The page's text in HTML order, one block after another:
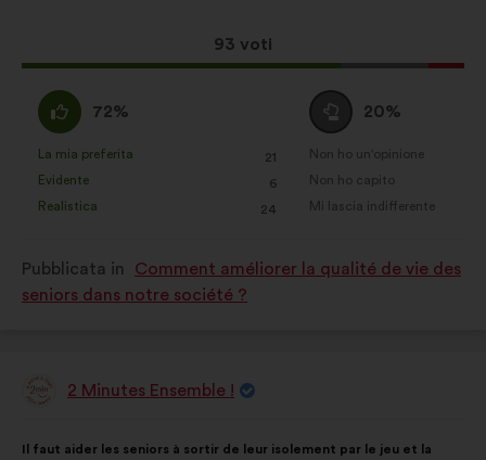
Questa
proposta
93 voti
Sono
d'accordo
:
72%
qualificata
come:
La mia preferita
: 21
volte
Evidente
: 6
volte
Realistica
: 24
volte
Voto
neutrale
:
20%
qualificata
Non ho un'opinione
:volte
Non ho capito
:volte
Mi lascia indifferente
:volte
Pubblicata in
Comment améliorer la qualité de vie des
seniors dans notre société ?
Proposta2 Minutes Ensemble !
Il faut aider les seniors à sortir de leur isolement par le jeu et la